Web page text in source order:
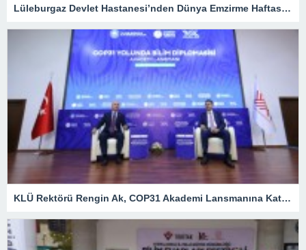
Lüleburgaz Devlet Hastanesi’nden Dünya Emzirme Haftası Katılımı
KLÜ Rektörü Rengin Ak, COP31 Akademi Lansmanına Katıldı